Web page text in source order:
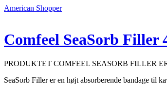
American Shopper
Comfeel SeaSorb Filler
PRODUKTET COMFEEL SEASORB FILLER
SeaSorb Filler er en højt absorberende bandage til